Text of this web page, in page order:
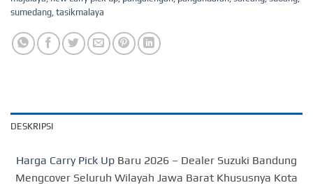
sumedang, tasikmalaya
DESKRIPSI
Harga Carry Pick Up Baru 2026 – Dealer Suzuki Bandung
Mengcover Seluruh Wilayah Jawa Barat Khususnya Kota